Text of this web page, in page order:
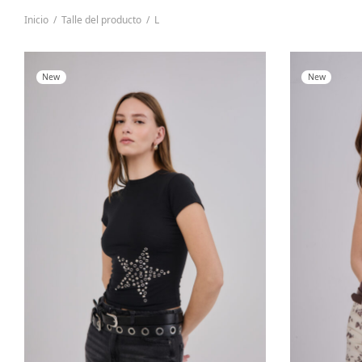
Inicio / Talle del producto / L
New New